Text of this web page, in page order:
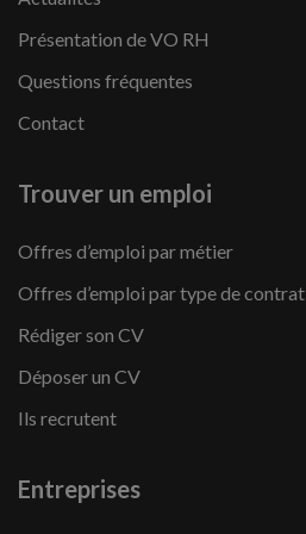
Présentation de VO RH
Questions fréquentes
Contact
Trouver un emploi
Offres d’emploi par métier
Offres d’emploi par type de contrat
Rédiger son CV
Déposer un CV
Ils recrutent
Entreprises